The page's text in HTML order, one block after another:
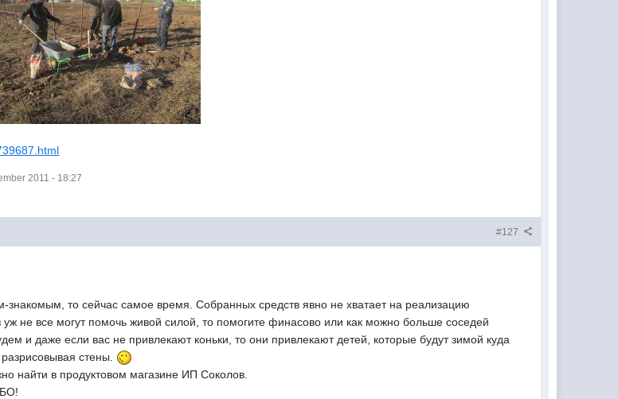
2011 - 18:27
#127
знакомым, то сейчас самое время. Собранных средств явно не хватает на реализацию
уж не все могут помочь живой силой, то помогите финасово или как можно больше соседей
и даже если вас не привлекают коньки, то они привлекают детей, которые будут зимой куда
стены.
найти в продуктовом магазине ИП Соколов.